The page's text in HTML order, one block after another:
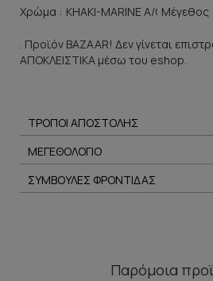
Χρώμα :
Μέγεθος :
. Προϊόν BAZAAR! Δεν γίνεται
ΑΠΟΚΛΕΙΣΤΙΚΑ μέσω του eshop.
ΤΡΟΠΟΙ ΑΠΟΣΤΟΛΗΣ
ΜΕΓΕΘΟΛΟΓΙΟ
ΣΥΜΒΟΥΛΕΣ ΦΡΟΝΤΙΔΑΣ
Παρόμοια